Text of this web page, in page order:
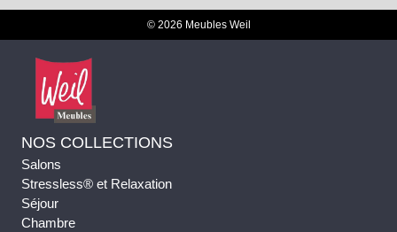
© 2026 Meubles Weil
NOS COLLECTIONS
Salons
Stressless® et Relaxation
Séjour
Chambre